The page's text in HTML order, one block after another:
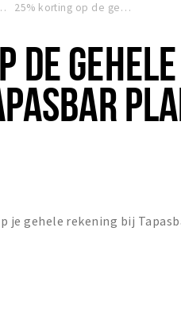
25% korting op de gehele rekening bij Tapasbar Plan B (di/wo/do)
DE GEHELE
je gehele rekening bij